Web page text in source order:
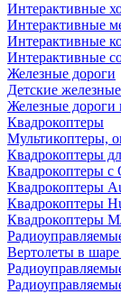
Интерактивные
Интерактивные
Интерактивные
Интерактивные
Железные дороги
Детские
Железные дороги
Квадрокоптеры
Мультикоптеры,
Квадрокоптеры
Квадрокоптеры с
Квадрокоптеры
Квадрокоптеры
Квадрокоптеры
Вертолеты в